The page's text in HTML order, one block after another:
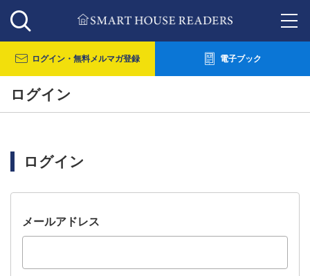
ログイン・ 無料メルマガ登録 電子ブック
ログイン
ログイン
メールアドレス